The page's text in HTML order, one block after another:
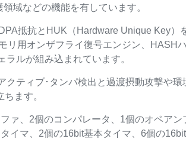
域などの機能を有しています。
抵抗とHUK（Hardware Unique Key）
用オンザフライ復号エンジン、HASH
ルが組み込まれています。
ティブ･タンパ検出と過渡摂動攻撃や環
ます。
ァ、2個のコンパレータ、1個のオペア
イマ、2個の16bit基本タイマ、6個の